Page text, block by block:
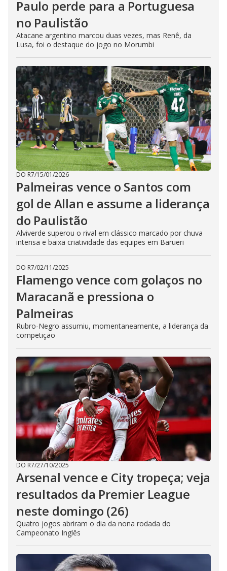
Paulo perde para a Portuguesa
no Paulistão
Atacane argentino marcou duas vezes, mas Renê, da
Lusa, foi o destaque do jogo no Morumbi
DO R7/15/01/2026
Palmeiras vence o Santos com
gol de Allan e assume a liderança
do Paulistão
Alviverde superou o rival em clássico marcado por chuva
intensa e baixa criatividade das equipes em Barueri
DO R7/02/11/2025
Flamengo vence com golaços no
Maracanã e pressiona o
Palmeiras
Rubro-Negro assumiu, momentaneamente, a liderança da
competição
DO R7/27/10/2025
Arsenal vence e City tropeça; veja
resultados da Premier League
neste domingo (26)
Quatro jogos abriram o dia da nona rodada do
Campeonato Inglês